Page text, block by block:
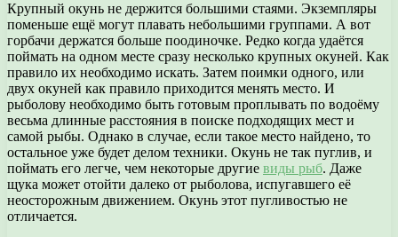
Крупный окунь не держится большими стаями. Экземпляры
поменьше ещё могут плавать небольшими группами. А вот
горбачи держатся больше поодиночке. Редко когда удаётся
поймать на одном месте сразу несколько крупных окуней. Как
правило их необходимо искать. Затем поимки одного, или
двух окуней как правило приходится менять место. И
рыболову необходимо быть готовым проплывать по водоёму
весьма длинные расстояния в поиске подходящих мест и
самой рыбы. Однако в случае, если такое место найдено, то
остальное уже будет делом техники. Окунь не так пуглив, и
поймать его легче, чем некоторые другие виды рыб. Даже
щука может отойти далеко от рыболова, испугавшего её
неосторожным движением. Окунь этот пугливостью не
отличается.